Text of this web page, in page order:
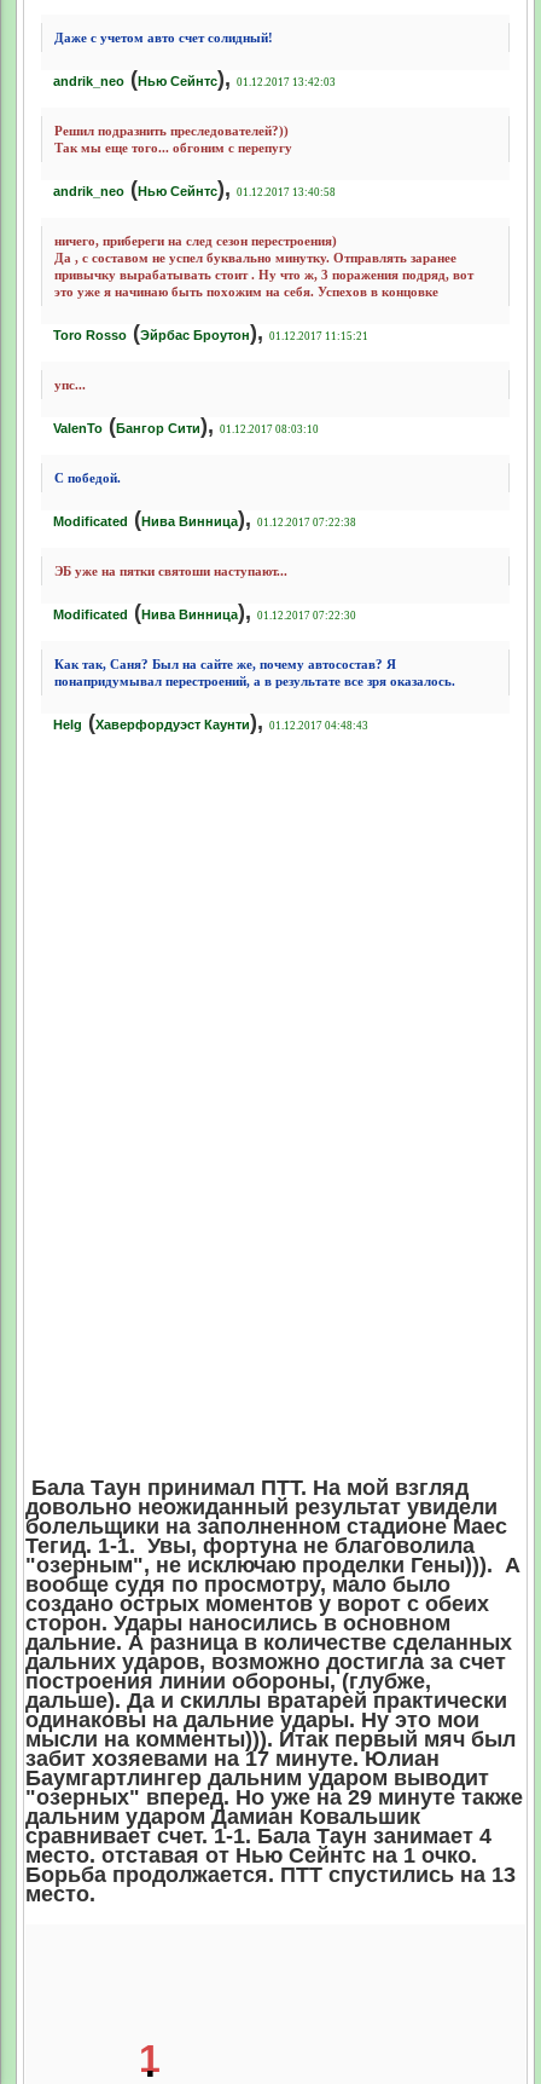
Даже с учетом авто счет солидный!
andrik_neo(Нью Сейнтс), 01.12.2017 13:42:03
Решил подразнить преследователей?))
Так мы еще того... обгоним с перепугу
andrik_neo(Нью Сейнтс), 01.12.2017 13:40:58
ничего, прибереги на след сезон перестроения)
Да , с составом не успел буквально минутку. Отправлять заранее
привычку вырабатывать стоит . Ну что ж, 3 поражения подряд, вот
это уже я начинаю быть похожим на себя. Успехов в концовке
Toro Rosso(Эйрбас Броутон), 01.12.2017 11:15:21
упс...
ValenTo(Бангор Сити), 01.12.2017 08:03:10
С победой.
Modificated (Нива Винница), 01.12.2017 07:22:38
ЭБ уже на пятки святоши наступают...
Modificated (Нива Винница), 01.12.2017 07:22:30
Как так, Саня? Был на сайте же, почему автосостав? Я
понапридумывал перестроений, а в результате все зря оказалось.
Helg (Хаверфордуэст Каунти), 01.12.2017 04:48:43
Бала Таун принимал ПТТ. На мой взгляд
довольно неожиданный результат увидели
болельщики на заполненном стадионе Маес
Тегид. 1-1. Увы, фортуна не благоволила
"озерным", не исключаю проделки Гены))). А
вообще судя по просмотру, мало было
создано острых моментов у ворот с обеих
сторон. Удары наносились в основном
дальние. А разница в количестве сделанных
дальних ударов, возможно достигла за счет
построения линии обороны, (глубже,
дальше). Да и скиллы вратарей практически
одинаковы на дальние удары. Ну это мои
мысли на комменты))). Итак первый мяч был
забит хозяевами на 17 минуте. Юлиан
Баумгартлингер дальним ударом выводит
"озерных" вперед. Но уже на 29 минуте также
дальним ударом Дамиан Ковальшик
сравнивает счет. 1-1. Бала Таун занимает 4
место. отставая от Нью Сейнтс на 1 очко.
Борьба продолжается. ПТТ спустились на 13
место.
1